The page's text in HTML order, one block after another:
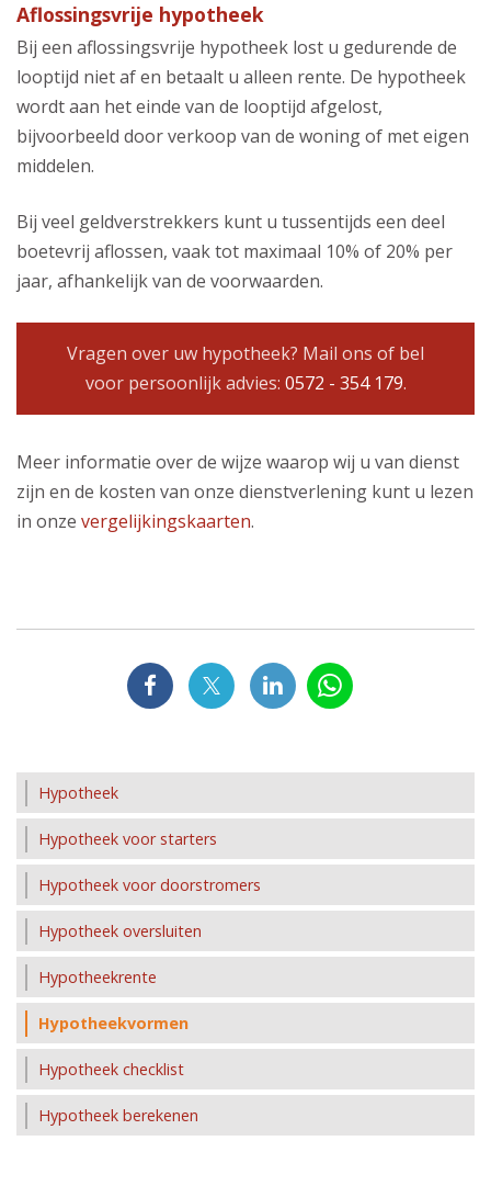
Aflossingsvrije hypotheek
Bij een aflossingsvrije hypotheek lost u gedurende de
looptijd niet af en betaalt u alleen rente. De hypotheek
wordt aan het einde van de looptijd afgelost,
bijvoorbeeld door verkoop van de woning of met eigen
middelen.
Bij veel geldverstrekkers kunt u tussentijds een deel
boetevrij aflossen, vaak tot maximaal 10% of 20% per
jaar, afhankelijk van de voorwaarden.
Vragen over uw hypotheek? Mail ons of bel
voor persoonlijk advies: 0572 - 354 179.
Meer informatie over de wijze waarop wij u van dienst
zijn en de kosten van onze dienstverlening kunt u lezen
in onze vergelijkingskaarten.
Hypotheek
Hypotheek voor starters
Hypotheek voor doorstromers
Hypotheek oversluiten
Hypotheekrente
Hypotheekvormen
Hypotheek checklist
Hypotheek berekenen